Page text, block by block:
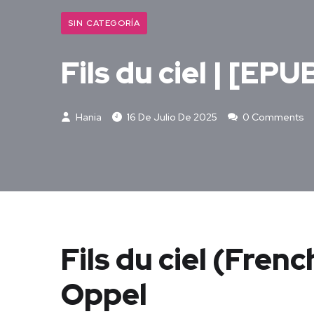
SIN CATEGORÍA
Fils du ciel |
Hania 16 De Julio De 2025 0 Comments
Fils du ciel
Oppel